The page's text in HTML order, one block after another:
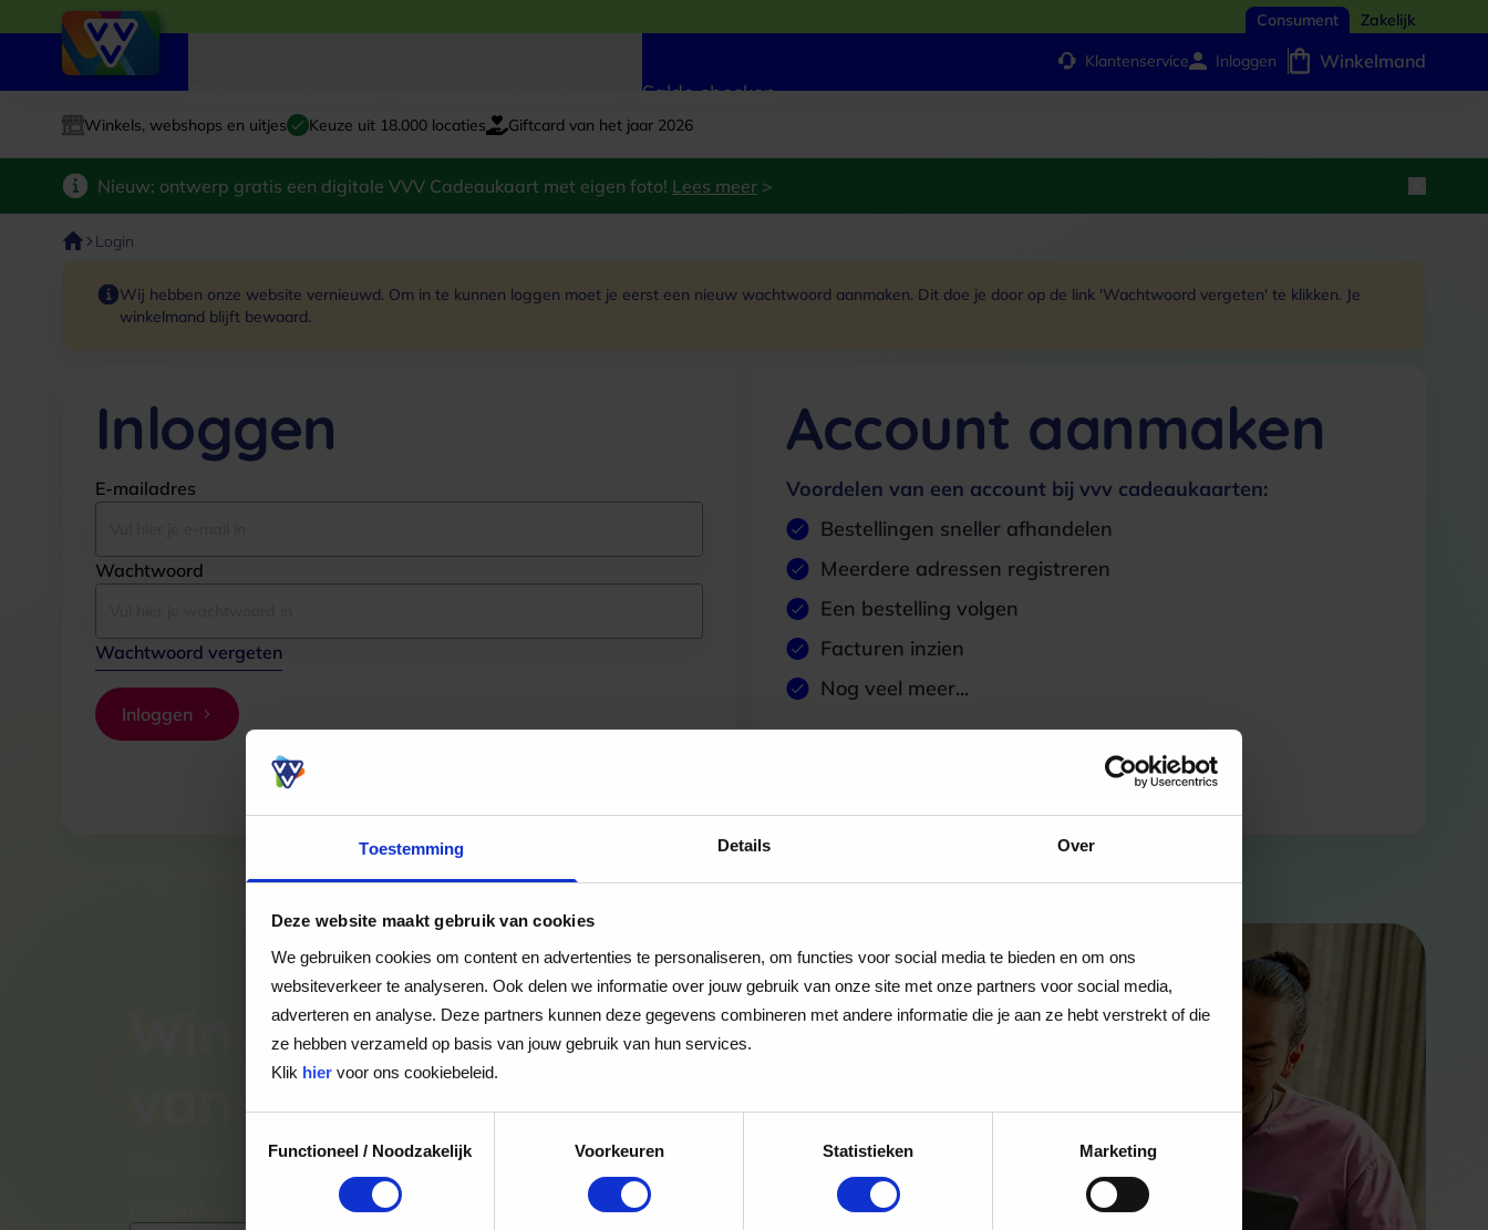
Toestemming Details Over
Deze website maakt gebruik van cookies
We gebruiken cookies om content en advertenties te personaliseren, om functies voor social media te bieden en om ons
websiteverkeer te analyseren. Ook delen we informatie over jouw gebruik van onze site met onze partners voor social media,
adverteren en analyse. Deze partners kunnen deze gegevens combineren met andere informatie die je aan ze hebt verstrekt of die
ze hebben verzameld op basis van jouw gebruik van hun services.
Klik hiervoor ons cookiebeleid.
Functioneel / Noodzakelijk
Voorkeuren Statistieken Marketing
Consument Zakelijk
Saldo checken
Klantenservice Inloggen Winkelmand
Winkels, webshops en uitjes Keuze uit 18.000 locaties Giftcard van het jaar 2026
Nieuw: ontwerp gratis een digitale VVV Cadeaukaart met eigen foto! Lees meer >
Login
Wij hebben onze website vernieuwd. Om in te kunnen loggen moet je eerst een nieuw wachtwoord aanmaken. Dit doe je door op de link 'Wachtwoord vergeten' te klikken. Je
winkelmand blijft bewaard.
Inloggen
E-mailadres
Wachtwoord
Wachtwoord vergeten
Inloggen
Account aanmaken
Voordelen van een account bij vvv cadeaukaarten:
Bestellingen sneller afhandelen
Meerdere adressen registreren
Een bestelling volgen
Facturen inzien
Nog veel meer...
Win een VVV Cadeaukaart
van €100,-
Elke maand kiezen wij een winnaar uit alle nieuwe aanmeldingen voor de nieuwsbrief